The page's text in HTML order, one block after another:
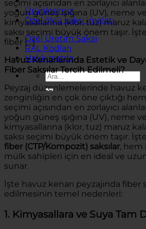
Ürünlerimiz
Özel ölçü saksı imalatı
Özel Üretim Saksı
RAL Kodları
Hakkımızda
Ara:
seçimi açısından en zorlayıcı
yoğun güneş ışığına (UV), neme
kimyasallarına (klor, tuz) maruz
saksı seçimi büyük önem taşır.
fiber […]
Havuz Kenarlarında Estetik ve
Fiber Saksılar Tercih Edilmeli?
Peyzaj düzenlemelerinde havuz
zenginliğin en çok öne çıktığı
seçimi açısından en zorlayıcı
yoğun güneş ışığına (UV), neme
kimyasallarına (klor, tuz) maruz
saksı seçimi büyük önem taşır.
fiber (CTP/Kompozit) saksılar, hem
mülk sahipleri için en ideal ve
sunar.
İşte havuz kenarı peyzajında fiber
edilmesinin temel nedenleri:
1. Kimyasallara ve Suya Tam